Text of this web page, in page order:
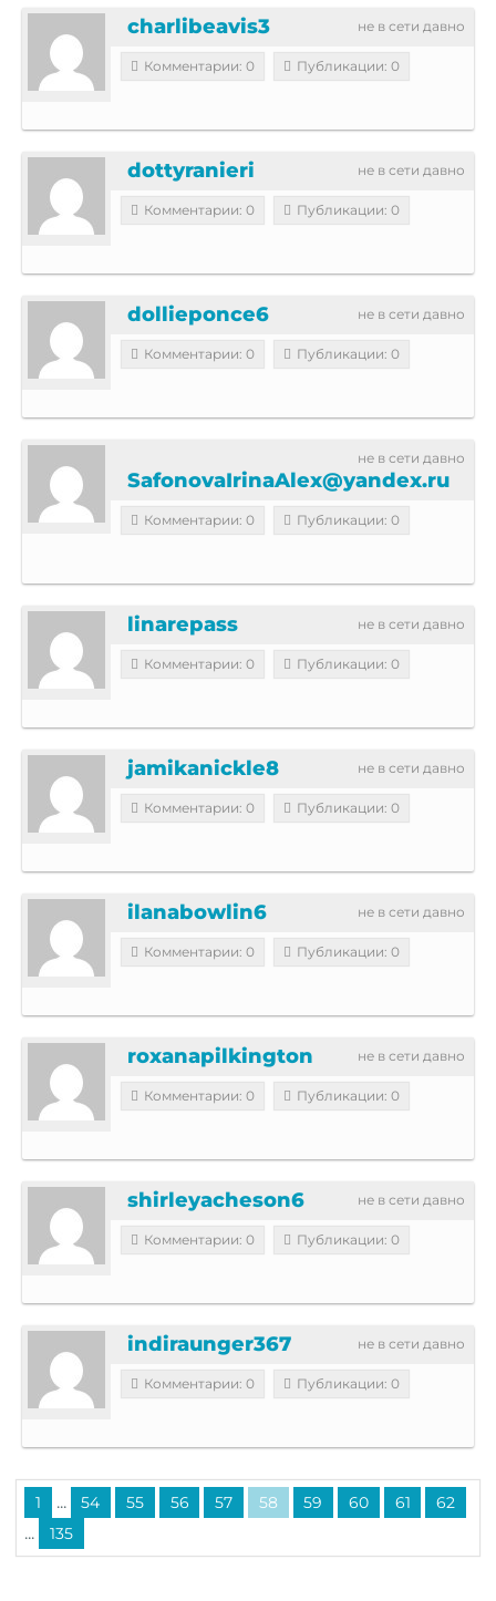
не в сети давно
charlibeavis3
Комментарии: 0 Публикации: 0
не в сети давно
dottyranieri
Комментарии: 0 Публикации: 0
не в сети давно
dollieponce6
Комментарии: 0 Публикации: 0
не в сети давно
SafonovaIrinaAlex@yandex.ru
Комментарии: 0 Публикации: 0
не в сети давно
linarepass
Комментарии: 0 Публикации: 0
не в сети давно
jamikanickle8
Комментарии: 0 Публикации: 0
не в сети давно
ilanabowlin6
Комментарии: 0 Публикации: 0
не в сети давно
roxanapilkington
Комментарии: 0 Публикации: 0
не в сети давно
shirleyacheson6
Комментарии: 0 Публикации: 0
не в сети давно
indiraunger367
Комментарии: 0 Публикации: 0
1 ... 54 55 56 57 58 59 60 61 62
... 135